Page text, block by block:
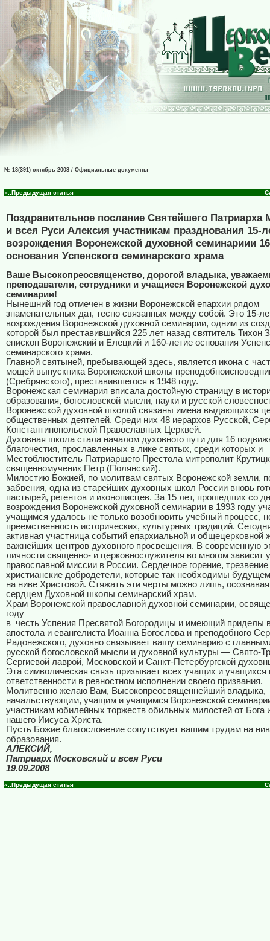
№ 18(391) октябрь 2008 / Официальные документы
«..Предыдущая статья
Поздравительное послание Святейшего Патриарха
и всея Руси Алексия участникам празднования 15-
возрождения Воронежской духовной семинариии
основания Успенского семинарского храма
Ваше Высокопреосвященство, дорогой владыка,
преподаватели, сотрудники и учащиеся Воронежской
семинарии!
Нынешний год отмечен в жизни Воронежской епархии рядом
знаменательных дат, тесно связанных между собой. Это 15-
возрождения Воронежской духовной семинарии, одним из
которой был преставившийся 225 лет назад святитель Тихон
епископ Воронежский и Елецкий и 160-летие основания
семинарского храма.
Главной святыней, пребывающей здесь, является икона с
мощей выпускника Воронежской школы
(Сребрянского), преставившегося в 1948 году.
Воронежская семинария вписала достойную страницу в
образования, богословской мысли, науки и русской
Воронежской духовной школой связаны имена выдающихся
общественных деятелей. Среди них 48 иерархов Русской,
Константинопольской Православных Церквей.
Духовная школа стала началом духовного пути для 16
благочестия, прославленных в лике святых, среди которых и
Местоблюститель Патриаршего Престола митрополит
священномученик Петр (Полянский).
Милостию Божией, по молитвам святых Воронежской земли,
забвения, одна из старейших духовных школ России вновь
пастырей, регентов и иконописцев. За 15 лет, прошедших со
возрождения Воронежской духовной семинарии в 1993 году
учащимся удалось не только возобновить учебный процесс,
преемственность исторических, культурных традиций.
активная участница событий епархиальной и общецерковной
важнейших центров духовного просвещения. В современную
личности священно- и церковнослужителя во многом зависит
православной миссии в России. Сердечное горение,
христианские добродетели, которые так необходимы
на ниве Христовой. Стяжать эти черты можно лишь,
сердцем Духовной школы семинарский храм.
Храм Воронежской православной духовной семинарии,
году
в честь Успения Пресвятой Богородицы и имеющий приделы
апостола и евангелиста Иоанна Богослова и преподобного
Радонежского, духовно связывает вашу семинарию с
русской богословской мысли и духовной культуры — Свято-
Сергиевой лаврой, Московской и Санкт-Петербургской
Эта символическая связь призывает всех учащих и учащихся
ответственности в ревностном исполнении своего призвания.
Молитвенно желаю Вам, Высокопреосвященнейший владыка,
начальствующим, учащим и учащимся Воронежской
участникам юбилейных торжеств обильных милостей от Бога
нашего Иисуса Христа.
Пусть Божие благословение сопутствует вашим трудам на
образования.
АЛЕКСИЙ,
Патриарх Московский и всея Руси
19.09.2008
«..Предыдущая статья